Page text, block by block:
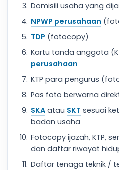
Domisili usaha yang
NPWP perusahaan
TDP (fotocopy)
Kartu tanda anggota
perusahaan
KTP para pengurus
Pas foto berwarna
SKA atau SKT sesuai
badan usaha
Fotocopy ijazah, KTP,
dan daftar riwayat
Daftar tenaga teknik /